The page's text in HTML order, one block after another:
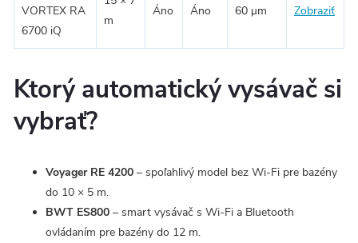
VORTEX RA
6700 iQ
m
Áno Áno 60 μm Zobraziť
Ktorý automatický vysávač si
vybrať?
Voyager RE 4200 – spoľahlivý model bez Wi-Fi pre bazény
do 10 × 5 m.
BWT ES800 – smart vysávač s Wi-Fi a Bluetooth
ovládaním pre bazény do 12 m.